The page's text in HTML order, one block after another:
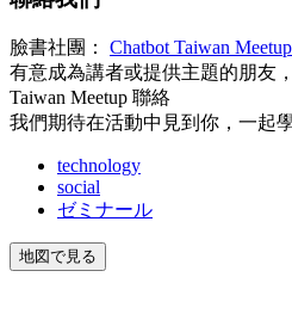
臉書社團： Chatbot Taiwan
有意成為講者或提供主題的朋友
Taiwan Meetup 聯絡
我們期待在活動中見到你，一起
technology
social
ゼミナール
地図で見る